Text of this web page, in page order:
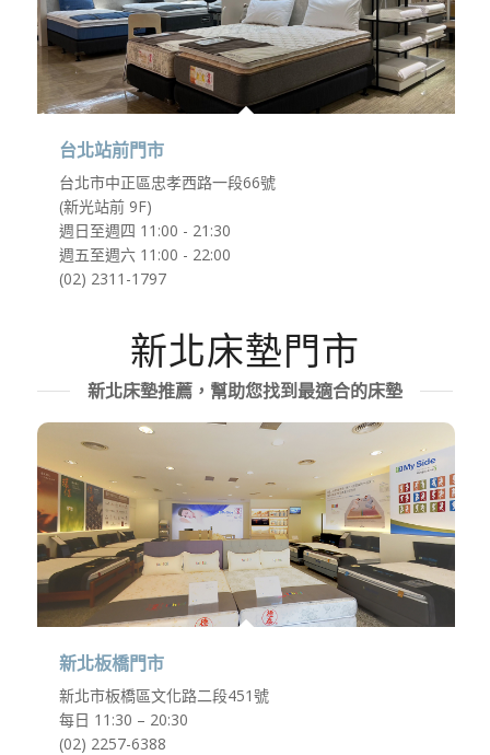
台北站前門市
台北市中正區忠孝西路一段66號
(新光站前 9F)
週日至週四 11:00 - 21:30
週五至週六 11:00 - 22:00
(02) 2311-1797
新北床墊門市
新北床墊推薦，幫助您找到最適合的床墊
新北板橋門市
新北市板橋區文化路二段451號
每日 11:30 – 20:30
(02) 2257-6388